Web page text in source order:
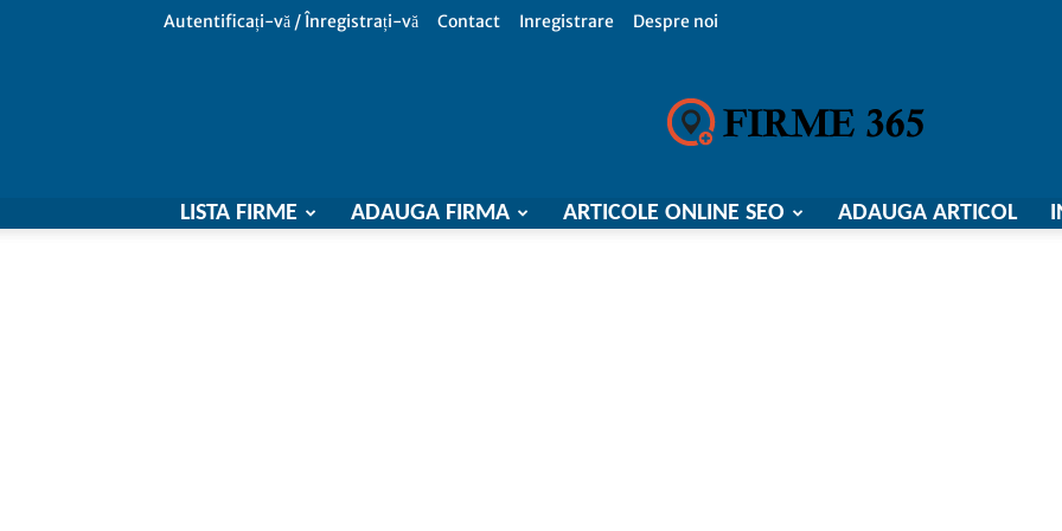
Autentificați-vă / Înregistrați-vă Contact Inregistrare Despre noi
Firme
LISTA FIRME ADAUGA FIRMA ARTICOLE ONLINE SEO ADAUGA ARTICOL